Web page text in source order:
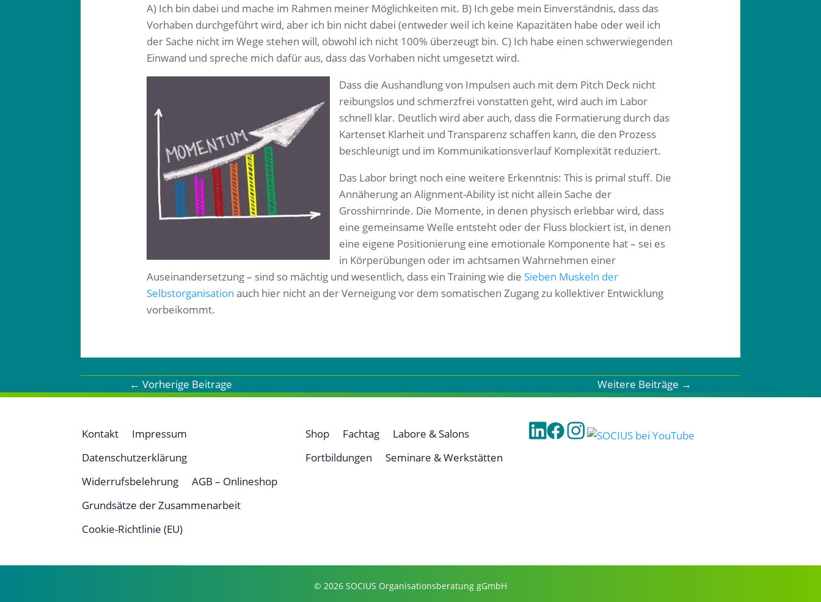
A) Ich bin dabei und mache im Rahmen meiner Möglichkeiten mit. B) Ich gebe mein Einverständnis, dass das
Vorhaben durchgeführt wird, aber ich bin nicht dabei (entweder weil ich keine Kapazitäten habe oder weil ich
der Sache nicht im Wege stehen will, obwohl ich nicht 100% überzeugt bin. C) Ich habe einen schwerwiegenden
Einwand und spreche mich dafür aus, dass das Vorhaben nicht umgesetzt wird.
Dass die Aushandlung von Impulsen auch mit dem Pitch Deck nicht
reibungslos und schmerzfrei vonstatten geht, wird auch im Labor
schnell klar. Deutlich wird aber auch, dass die Formatierung durch das
Kartenset Klarheit und Transparenz schaffen kann, die den Prozess
beschleunigt und im Kommunikationsverlauf Komplexität reduziert.
Das Labor bringt noch eine weitere Erkenntnis: This is primal stuff. Die
Annäherung an Alignment-Ability ist nicht allein Sache der
Grosshirnrinde. Die Momente, in denen physisch erlebbar wird, dass
eine gemeinsame Welle entsteht oder der Fluss blockiert ist, in denen
eine eigene Positionierung eine emotionale Komponente hat – sei es
in Körperübungen oder im achtsamen Wahrnehmen einer
Auseinandersetzung – sind so mächtig und wesentlich, dass ein Training wie die Sieben Muskeln der
Selbstorganisation auch hier nicht an der Verneigung vor dem somatischen Zugang zu kollektiver Entwicklung
vorbeikommt.
← Vorherige Beitrage Weitere Beiträge →
Kontakt
Impressum
Datenschutzerklärung
Widerrufsbelehrung
AGB – Onlineshop
Grundsätze der Zusammenarbeit
Cookie-Richtlinie (EU)
Shop Fachtag
Labore & Salons
Fortbildungen
Seminare & Werkstätten
© 2026 SOCIUS Organisationsberatung gGmbH